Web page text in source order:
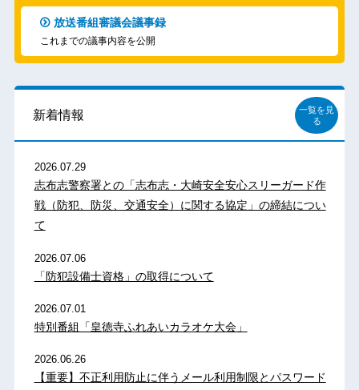
放送番組審議会議事録
これまでの議事内容を公開
新着情報
一覧を見
る
2026.07.29
志布志警察署との「志布志・大崎安全安心スリーガード作
戦（防犯、防災、交通安全）に関する協定」の締結につい
て
2026.07.06
「防犯設備士資格」の取得について
2026.07.01
特別番組「皇徳寺ふれあいカラオケ大会」
2026.06.26
【重要】不正利用防止に伴うメール利用制限とパスワード